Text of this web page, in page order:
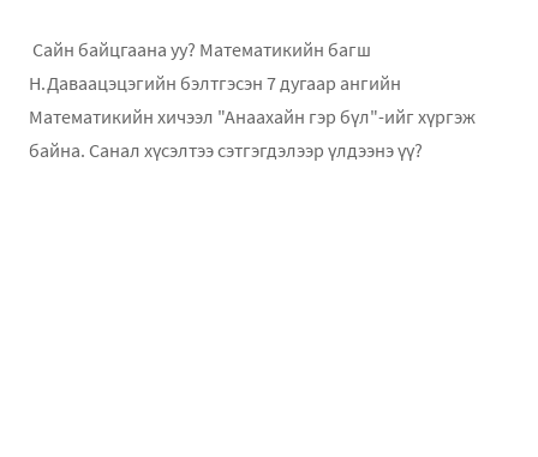
Сайн байцгаана уу? Математикийн багш
Н.Даваацэцэгийн бэлтгэсэн 7 дугаар ангийн
Математикийн хичээл "Анаахайн гэр бүл"-ийг хүргэж
байна. Санал хүсэлтээ сэтгэгдэлээр үлдээнэ үү?